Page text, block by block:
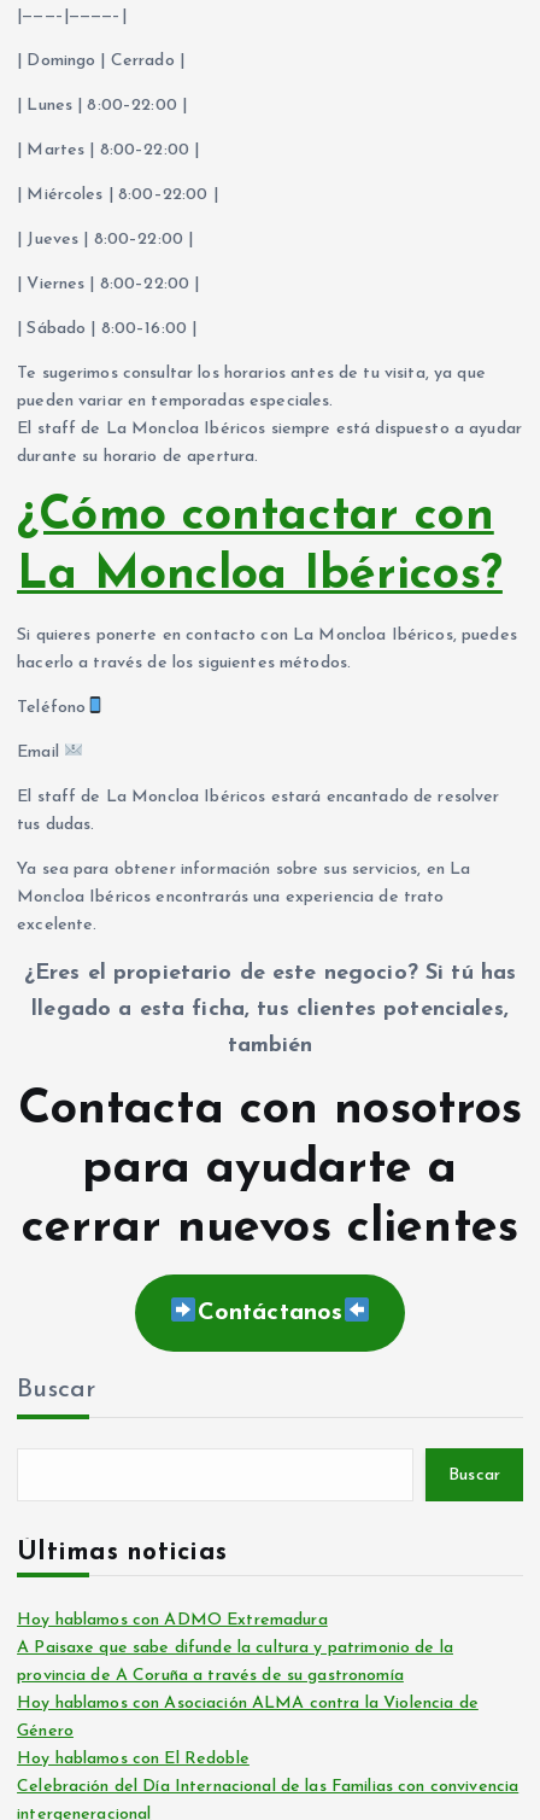
|———–|————–|
| Domingo | Cerrado |
| Lunes | 8:00–22:00 |
| Martes | 8:00–22:00 |
| Miércoles | 8:00–22:00 |
| Jueves | 8:00–22:00 |
| Viernes | 8:00–22:00 |
| Sábado | 8:00–16:00 |
Te sugerimos consultar los horarios antes de tu visita, ya que
pueden variar en temporadas especiales.
El staff de La Moncloa Ibéricos siempre está dispuesto a ayudar
durante su horario de apertura.
¿Cómo contactar con
La Moncloa Ibéricos?
Si quieres ponerte en contacto con La Moncloa Ibéricos, puedes
hacerlo a través de los siguientes métodos.
Teléfono
Email
El staff de La Moncloa Ibéricos estará encantado de resolver
tus dudas.
Ya sea para obtener información sobre sus servicios, en La
Moncloa Ibéricos encontrarás una experiencia de trato
excelente.
¿Eres el propietario de este negocio? Si tú has
llegado a esta ficha, tus clientes potenciales,
también
Contacta con nosotros
para ayudarte a
cerrar nuevos clientes
Contáctanos
Buscar
Buscar
Últimas noticias
Hoy hablamos con ADMO Extremadura
A Paisaxe que sabe difunde la cultura y patrimonio de la
provincia de A Coruña a través de su gastronomía
Hoy hablamos con Asociación ALMA contra la Violencia de
Género
Hoy hablamos con El Redoble
Celebración del Día Internacional de las Familias con convivencia
intergeneracional